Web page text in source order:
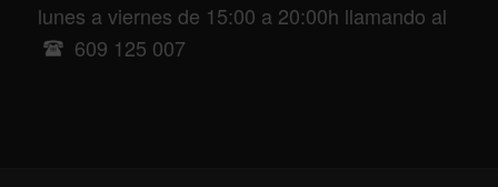
lunes a viernes de 15:00 a 20:00h llamando al
609 125 007